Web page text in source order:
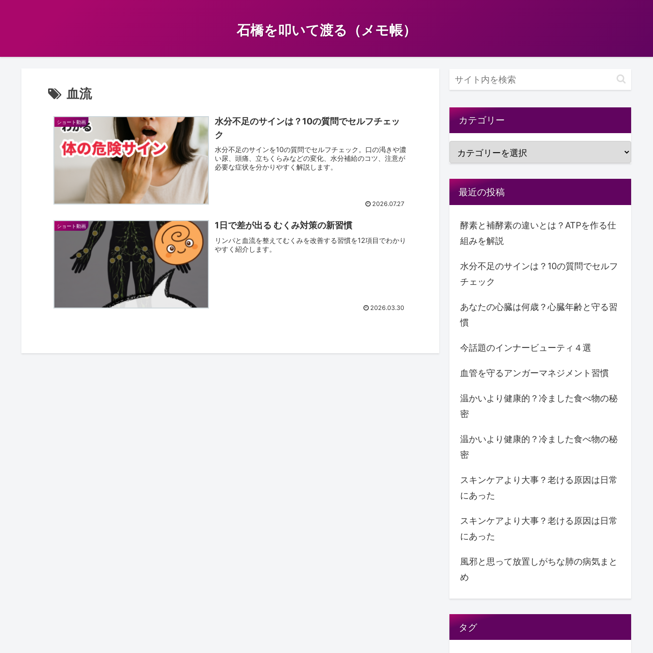
石橋を叩いて渡る（メモ帳）
血流
ショート動画
水分不足のサインは？10の質問でセルフチェッ
ク
水分不足のサインを10の質問でセルフチェック。口の渇きや濃
い尿、頭痛、立ちくらみなどの変化、水分補給のコツ、注意が
必要な症状を分かりやすく解説します。
2026.07.27
ショート動画 1日で差が出る むくみ対策の新習慣
リンパと血流を整えてむくみを改善する習慣を12項目でわかり
やすく紹介します。
2026.03.30
カテゴリー
最近の投稿
酵素と補酵素の違いとは？ATPを作る仕
組みを解説
水分不足のサインは？10の質問でセルフ
チェック
あなたの心臓は何歳？心臓年齢と守る習
慣
今話題のインナービューティ４選
血管を守るアンガーマネジメント習慣
温かいより健康的？冷ました食べ物の秘
密
温かいより健康的？冷ました食べ物の秘
密
スキンケアより大事？老ける原因は日常
にあった
スキンケアより大事？老ける原因は日常
にあった
風邪と思って放置しがちな肺の病気まと
め
タグ